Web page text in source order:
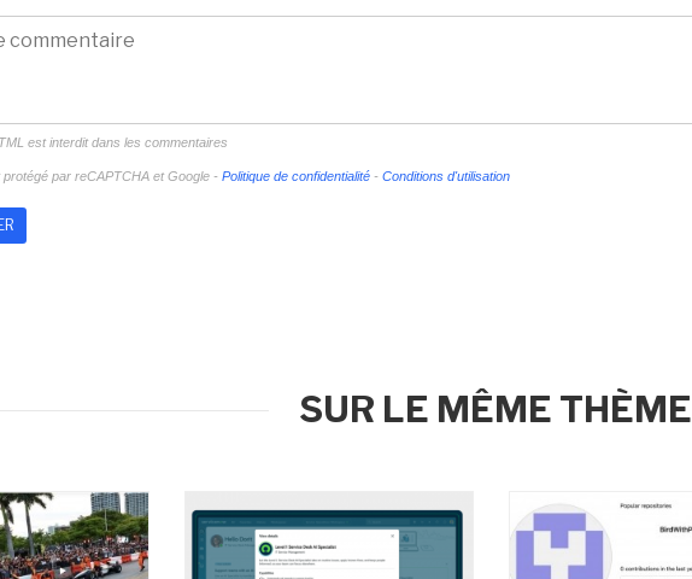
est interdit dans les commentaires
par reCAPTCHA et Google - Politique de confidentialité - Conditions d'utilisation
SUR LE MÊME THÈME